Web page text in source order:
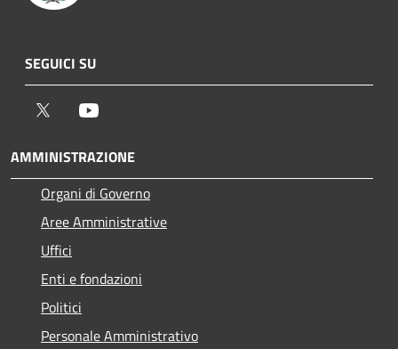
SEGUICI SU
Twitter
AMMINISTRAZIONE
Organi di Governo
Aree Amministrative
Uffici
Enti e fondazioni
Politici
Personale Amministrativo